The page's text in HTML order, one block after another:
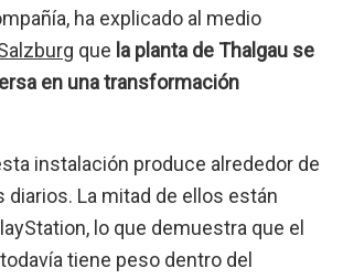
ha explicado al medio
que la planta de Thalgau se
en una transformación
instalación produce alrededor de
diarios. La mitad de ellos están
lo que demuestra que el
tiene peso dentro del